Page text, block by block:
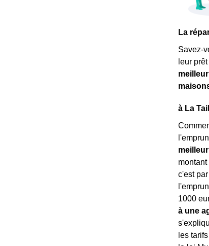
La
Savez-
leur
à La
c'est
1000
à une
les